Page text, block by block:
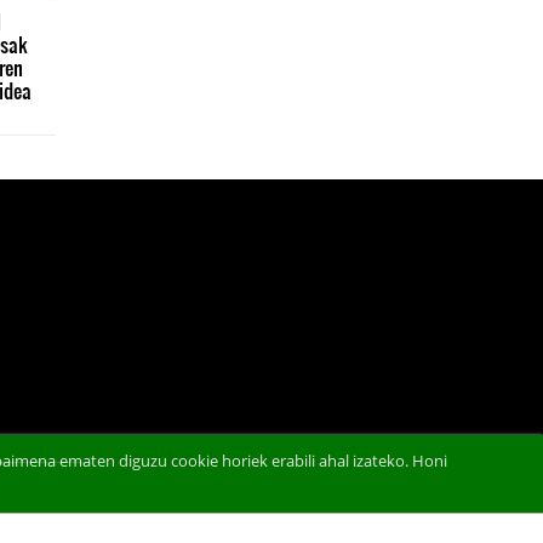
ematen diguzu cookie horiek erabili ahal izateko. Honi